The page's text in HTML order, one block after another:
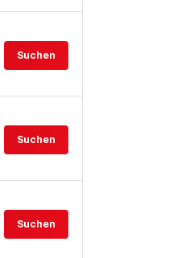
Suchen
Suchen
Suchen